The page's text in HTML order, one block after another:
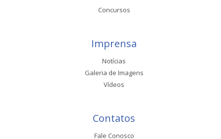
Concursos
Imprensa
Notícias
Galeria de Imagens
Vídeos
Contatos
Fale Conosco